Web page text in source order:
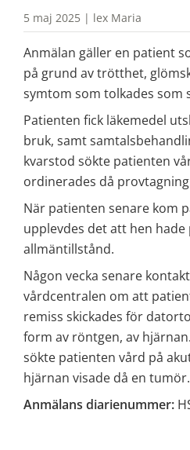
5 maj 2025 | lex Maria
Anmälan gäller en patient
på grund av trötthet,
symtom som tolkades som
Patienten fick läkemedel
bruk, samt
kvarstod sökte patienten
ordinerades då
När patienten senare kom
upplevdes det att hen hade
allmäntillstånd.
Någon vecka senare
vårdcentralen om att
remiss skickades för
form av röntgen, av
sökte patienten vård på
hjärnan visade då en tumör.
Anmälans diarienummer: